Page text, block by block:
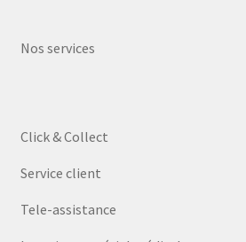
Nos services
Click & Collect
Service client
Tele-assistance